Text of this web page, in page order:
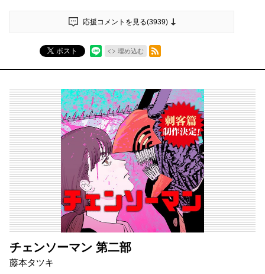
応援コメントを見る(3939)
ポスト 埋め込む
RSSフィード
チェンソーマン 第二部
藤本タツキ